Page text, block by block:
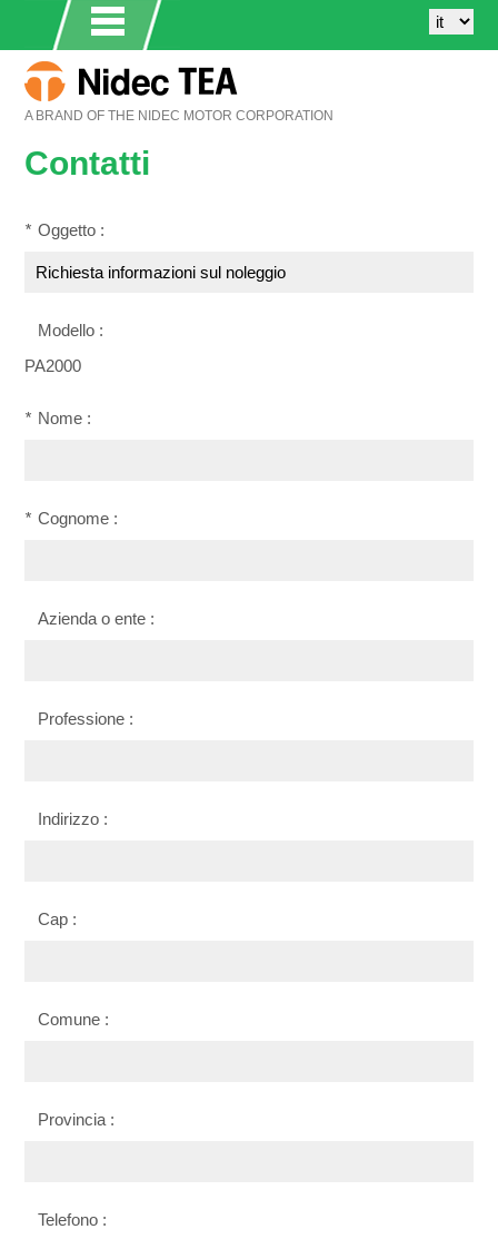
A BRAND OF THE NIDEC MOTOR CORPORATION
Contatti
* Oggetto :
Modello :
PA2000
* Nome :
* Cognome :
Azienda o ente :
Professione :
Indirizzo :
Cap :
Comune :
Provincia :
Telefono :